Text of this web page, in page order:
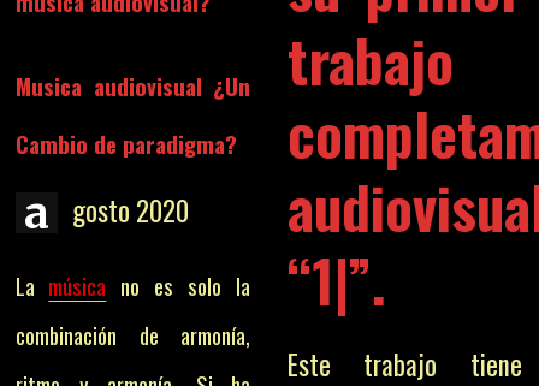
Musica audiovisual ¿Un
Cambio de paradigma?
a gosto 2020
La música no es solo la
combinación de armonía,
trabajo
“1|”.
Este trabajo tiene